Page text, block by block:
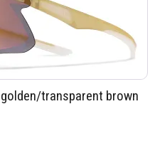
golden/transparent brown